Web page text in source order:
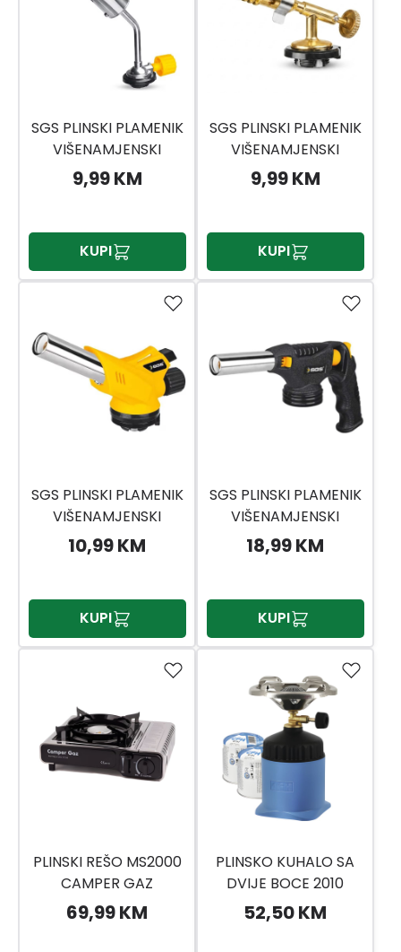
SGS PLINSKI PLAMENIK
VIŠENAMJENSKI
SGS776
9,99 KM
KUPI
SGS PLINSKI PLAMENIK
VIŠENAMJENSKI
SGS777
9,99 KM
KUPI
SGS PLINSKI PLAMENIK
VIŠENAMJENSKI
SGS778
10,99 KM
KUPI
SGS PLINSKI PLAMENIK
VIŠENAMJENSKI
SGS779
18,99 KM
KUPI
PLINSKI REŠO MS2000
CAMPER GAZ
69,99 KM
PLINSKO KUHALO SA
DVIJE BOCE 2010
52,50 KM